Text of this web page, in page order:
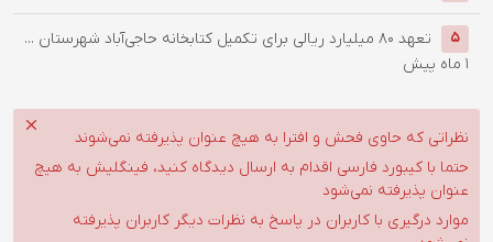
5
تعهد ۸۰ میلیارد ریالی برای تکمیل کتابخانه حاجی‌آباد شهرستان ...
1 ماه پیش
نظراتی که حاوی فحش و افترا به هیچ عنوان پذیرفته نمی‌شوند
حتما با کیبورد فارسی اقدام به ارسال دیدگاه کنید، فینگلیش به هیچ
عنوان پذیرفته نمی‌شود
موارد درگیری با کاربران در پاسخ به نظرات دیگر کاربران پذیرفته